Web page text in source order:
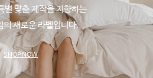
별 맞춤 제작을 지향하는
의 새로운 라벨입니다.
SHOP NOW